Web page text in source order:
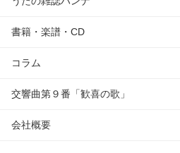
書籍・楽譜・CD
コラム
交響曲第９番「歓喜の歌」
会社概要